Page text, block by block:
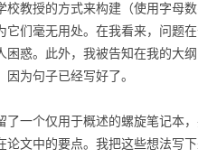
授的方式来构建（使用字母数
们毫无用处。 在我看来，问题
惑。 此外，我被告知在我的大
为句子已经写好了。
了一个仅用于概述的螺旋笔记本
文中的要点。 我把这些想法写